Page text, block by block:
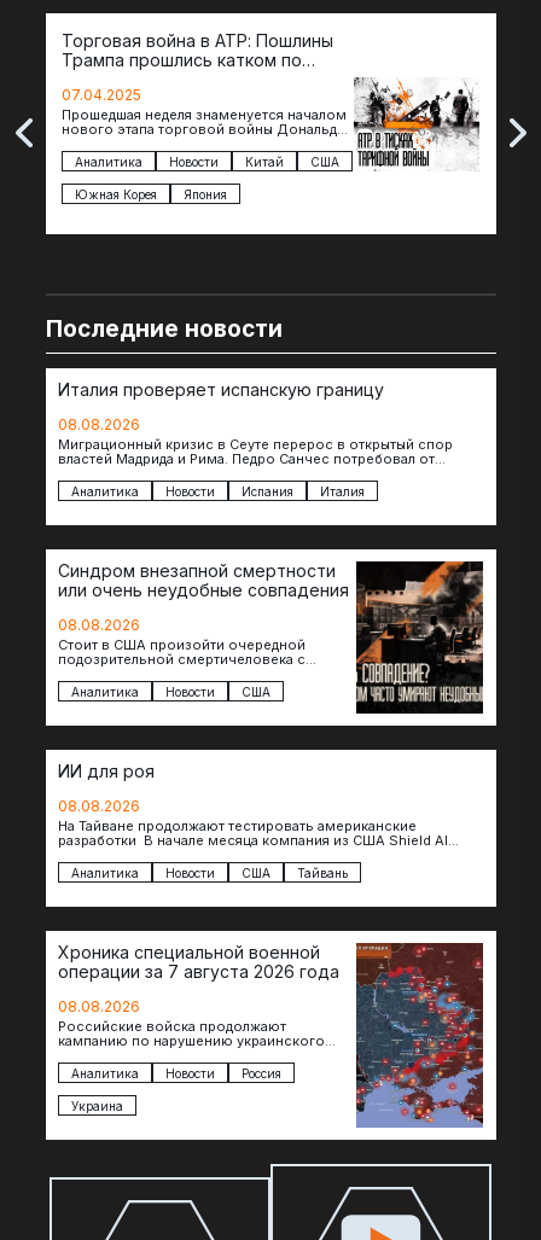
Торговая война в АТР: Пошлины
Трампа прошлись катком по
07.04.2025
Прошедшая неделя знаменуется началом
нового этапа торговой войны Дональда
импорта из более 100 стран…
Аналитика Новости Китай США
Южная Корея Япония
The
Последние новости
Италия проверяет испанскую границу
08.08.2026
Миграционный кризис в Сеуте перерос в открытый спор
властей Мадрида и Рима. Педро Санчес потребовал от
Аналитика Новости Испания Италия
Синдром внезапной смертности
или очень неудобные совпадения
08.08.2026
Стоит в США произойти очередной
подозрительной смертичеловека с
как официальные версии снова
оказываются удивительно похожими:
Аналитика Новости США
ИИ для роя
08.08.2026
На Тайване продолжают тестировать американские
разработки В начале месяца компания из США Shield AI
Аналитика Новости США Тайвань
Хроника специальной военной
операции за 7 августа 2026 года
08.08.2026
Российские войска продолжают
кампанию по нарушению украинского
сегодня атакованы еще по меньшей мере
два…
Аналитика Новости Россия
Украина